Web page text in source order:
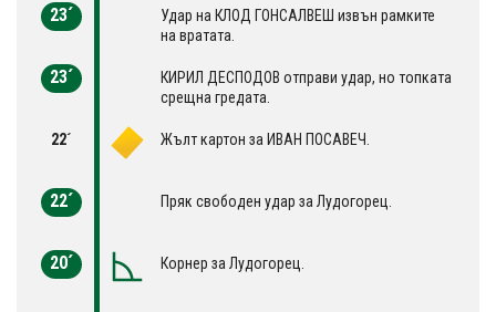
23´
Удар на КЛОД ГОНСАЛВЕШ извън рамките
на вратата.
23´
КИРИЛ ДЕСПОДОВ отправи удар, но топката
срещна гредата.
22´ Жълт картон за ИВАН ПОСАВЕЧ.
22´ Пряк свободен удар за Лудогорец.
20´ Корнер за Лудогорец.